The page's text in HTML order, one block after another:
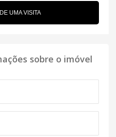
UMA VISITA
sobre o imóvel